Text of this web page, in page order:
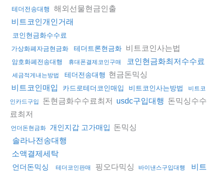
테더전송대행 해외선물현금인출
비트코인개인거래
코인현금화수수료
가상화폐자금현금화 테더트론현금화 비트코인사는법
암호화폐전송대행 휴대폰결제코인구매 코인현금화최저수수료
세금적게내는방법 테더전송대행 현금돈믹싱
비트코인매입 카드로테더코인매입 비트코인사는방법
비트코
인카드구입
돈현금화수수료최저 usdc구입대행 돈믹싱수수
료최저
언더돈현금화 개인지갑 고가매입 돈믹싱
솔라나전송대행
소액결제세탁
언더돈믹싱
테더코인판매 핑오다믹싱 바이낸스구입대행
비트